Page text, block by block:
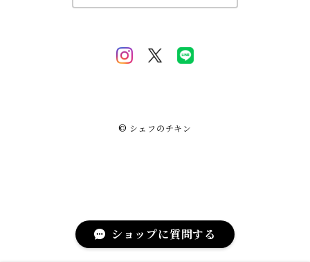
ショップに質問する
© シェフのチキン